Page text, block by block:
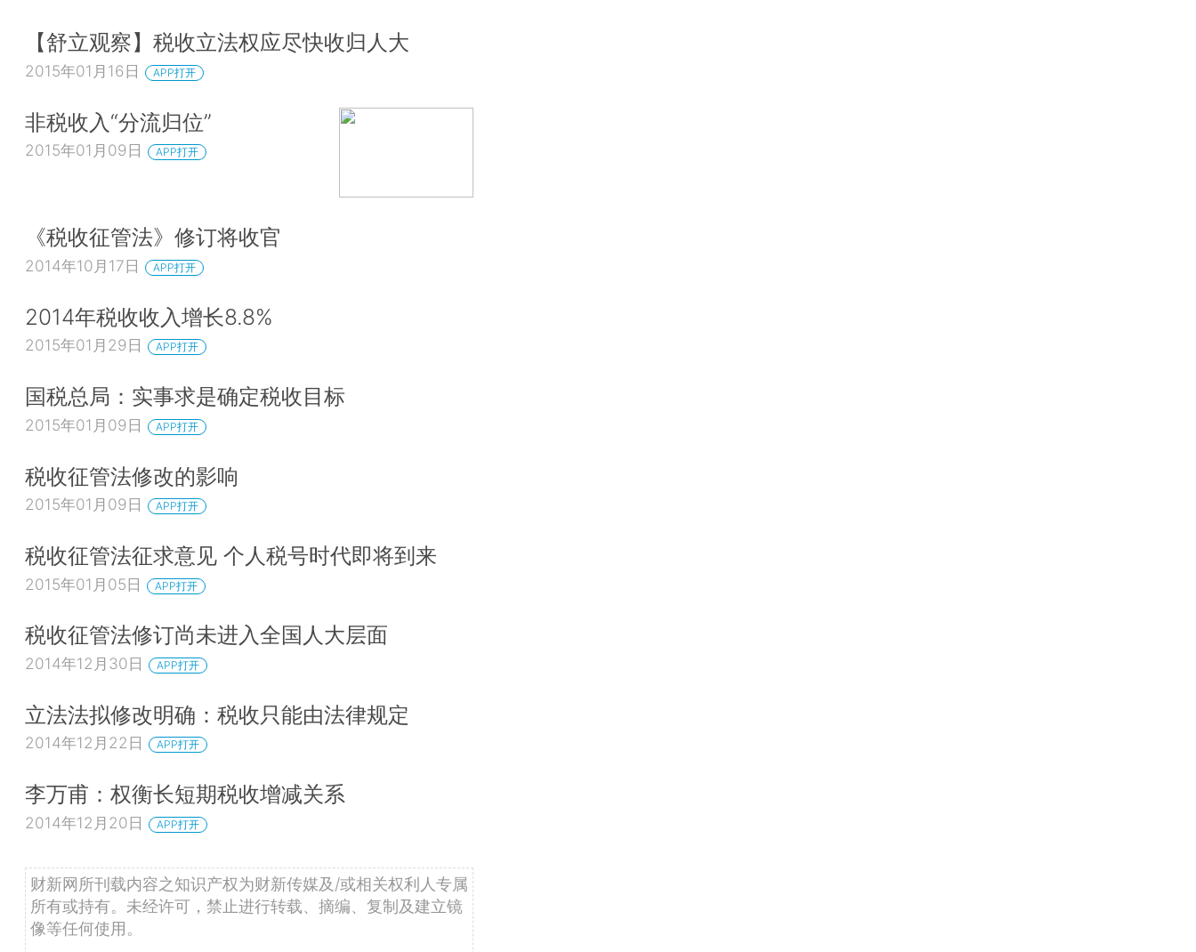
【舒立观察】税收立法权应尽快收归人大
2015年01月16日 APP打开
非税收入“分流归位”
2015年01月09日 APP打开
《税收征管法》修订将收官
2014年10月17日 APP打开
2014年税收收入增长8.8%
2015年01月29日 APP打开
国税总局：实事求是确定税收目标
2015年01月09日 APP打开
税收征管法修改的影响
2015年01月09日 APP打开
税收征管法征求意见 个人税号时代即将到来
2015年01月05日 APP打开
税收征管法修订尚未进入全国人大层面
2014年12月30日 APP打开
立法法拟修改明确：税收只能由法律规定
2014年12月22日 APP打开
李万甫：权衡长短期税收增减关系
2014年12月20日 APP打开
财新网所刊载内容之知识产权为财新传媒及/或相关权利人专属
所有或持有。未经许可，禁止进行转载、摘编、复制及建立镜
像等任何使用。